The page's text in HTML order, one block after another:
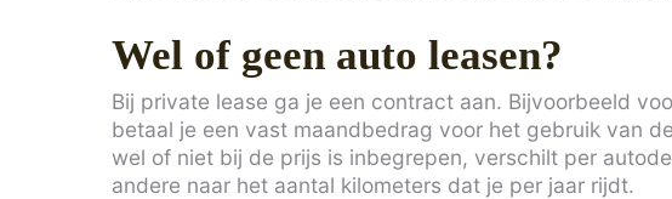
Wel of geen auto leasen?
Bij private lease ga je een contract aan. Bijvoorbeeld
betaal je een vast maandbedrag voor het gebruik van
wel of niet bij de prijs is inbegrepen, verschilt per
andere naar het aantal kilometers dat je per jaar rijdt.